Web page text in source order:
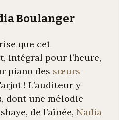
Boulanger
que cet
intégral pour l’heure,
piano des sœurs
! L’auditeur y
dont une mélodie
de l’aînée, Nadia